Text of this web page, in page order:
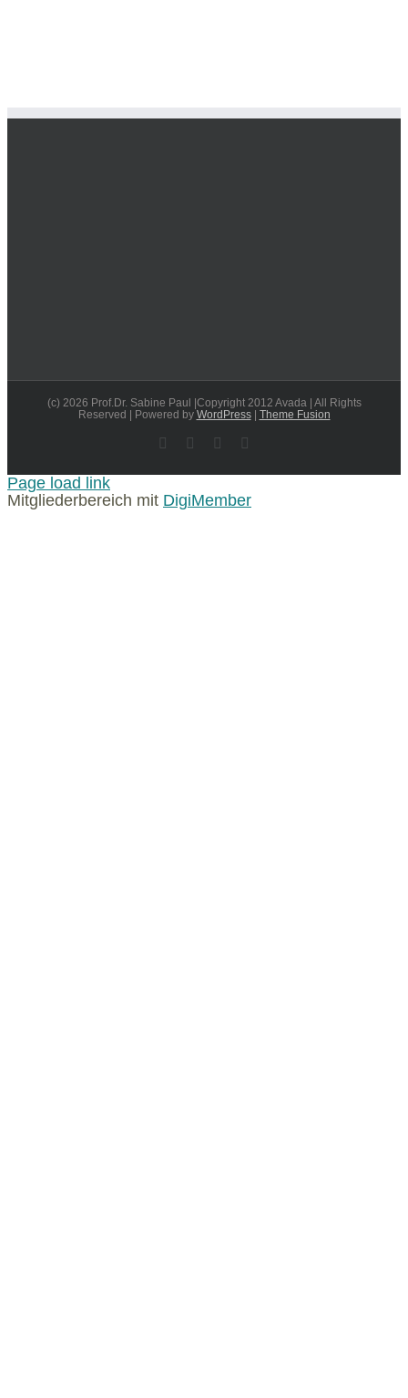
(c) 2026 Prof.Dr. Sabine Paul |Copyright 2012 Avada | All Rights
Reserved | Powered by WordPress| Theme Fusion
YouTubeFacebookInstagram
Page load link
Mitgliederbereich mit DigiMember